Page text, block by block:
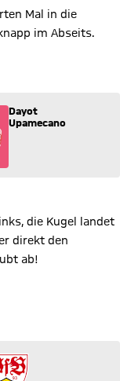
Mal in die
im Abseits.
Upamecano
Dayot
Upamecano
die Kugel landet
direkt den
ab!